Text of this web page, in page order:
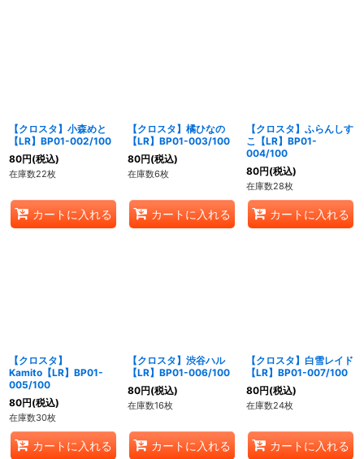
【クロスタ】小森めと
【LR】BP01-002/100
80円(税込)
在庫数22枚
カートに入れる
【クロスタ】橘ひなの
【LR】BP01-003/100
80円(税込)
在庫数6枚
カートに入れる
【クロスタ】ふらんしす
こ【LR】BP01-
004/100
80円(税込)
在庫数28枚
カートに入れる
【クロスタ】
Kamito【LR】BP01-
005/100
80円(税込)
在庫数30枚
カートに入れる
【クロスタ】渋谷ハル
【LR】BP01-006/100
80円(税込)
在庫数16枚
カートに入れる
【クロスタ】白雪レイド
【LR】BP01-007/100
80円(税込)
在庫数24枚
カートに入れる